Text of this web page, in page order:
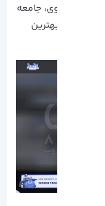
سابقه‌ قوی، جامعه‌
فعال و آینده‌ روشن داره، هنوز Axie یکی از بهترین